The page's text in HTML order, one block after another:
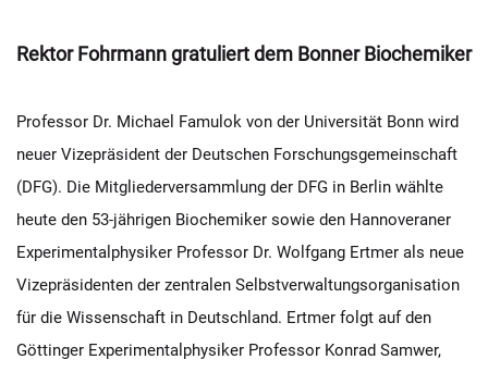
Rektor Fohrmann gratuliert dem Bonner Biochemiker
Professor Dr. Michael Famulok von der Universität Bonn wird
neuer Vizepräsident der Deutschen Forschungsgemeinschaft
(DFG). Die Mitgliederversammlung der DFG in Berlin wählte
heute den 53-jährigen Biochemiker sowie den Hannoveraner
Experimentalphysiker Professor Dr. Wolfgang Ertmer als neue
Vizepräsidenten der zentralen Selbstverwaltungsorganisation
für die Wissenschaft in Deutschland. Ertmer folgt auf den
Göttinger Experimentalphysiker Professor Konrad Samwer,